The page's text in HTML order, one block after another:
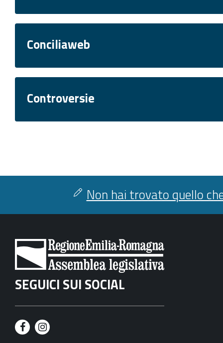
Conciliaweb
Controversie
Non hai trovato quello
SEGUICI SUI SOCIAL
F
I